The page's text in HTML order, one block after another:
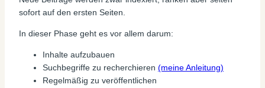
sofort auf den ersten Seiten.
In dieser Phase geht es vor allem darum:
Inhalte aufzubauen
Suchbegriffe zu recherchieren (meine Anleitung)
Regelmäßig zu veröffentlichen